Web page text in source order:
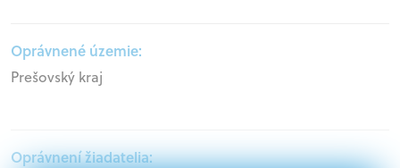
Oprávnené územie:
Prešovský kraj
Oprávnení žiadatelia: